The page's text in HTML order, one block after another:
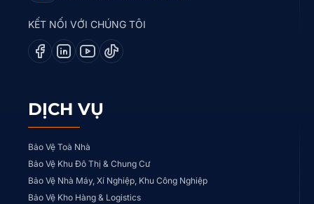
KẾT NỐI VỚI CHÚNG TÔI
DỊCH VỤ
Bảo Vệ Toà Nhà
Bảo Vệ Khu Đô Thị & Chung Cư
Bảo Vệ Nhà Máy, Xí Nghiệp, Khu Công Nghiệp
Bảo Vệ Kho Hàng & Logistics